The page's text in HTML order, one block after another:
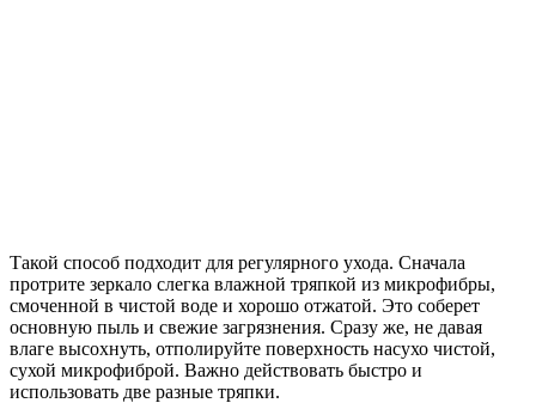
Такой способ подходит для регулярного ухода. Сначала
протрите зеркало слегка влажной тряпкой из микрофибры,
смоченной в чистой воде и хорошо отжатой. Это соберет
основную пыль и свежие загрязнения. Сразу же, не давая
влаге высохнуть, отполируйте поверхность насухо чистой,
сухой микрофиброй. Важно действовать быстро и
использовать две разные тряпки.